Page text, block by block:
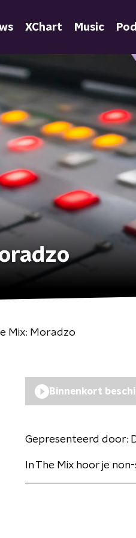
XChart Music
Mix: Moradzo
Binnenkort
Gepresenteerd door:
In The Mix hoor je